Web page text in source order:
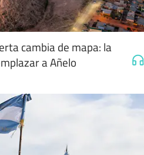
cambia de mapa: la
a Añelo